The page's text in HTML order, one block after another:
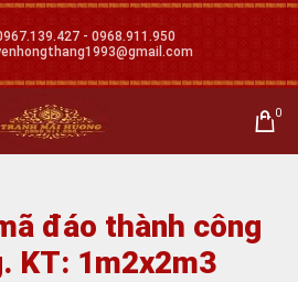
- 0968.911.950
0
đáo thành công
KT: 1m2x2m3